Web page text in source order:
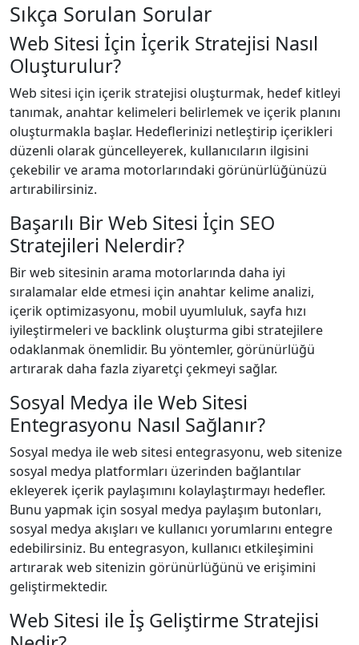
Sıkça Sorulan Sorular
Web Sitesi İçin İçerik Stratejisi Nasıl
Oluşturulur?
Web sitesi için içerik stratejisi oluşturmak, hedef kitleyi
tanımak, anahtar kelimeleri belirlemek ve içerik planını
oluşturmakla başlar. Hedeflerinizi netleştirip içerikleri
düzenli olarak güncelleyerek, kullanıcıların ilgisini
çekebilir ve arama motorlarındaki görünürlüğünüzü
artırabilirsiniz.
Başarılı Bir Web Sitesi İçin SEO
Stratejileri Nelerdir?
Bir web sitesinin arama motorlarında daha iyi
sıralamalar elde etmesi için anahtar kelime analizi,
içerik optimizasyonu, mobil uyumluluk, sayfa hızı
iyileştirmeleri ve backlink oluşturma gibi stratejilere
odaklanmak önemlidir. Bu yöntemler, görünürlüğü
artırarak daha fazla ziyaretçi çekmeyi sağlar.
Sosyal Medya ile Web Sitesi
Entegrasyonu Nasıl Sağlanır?
Sosyal medya ile web sitesi entegrasyonu, web sitenize
sosyal medya platformları üzerinden bağlantılar
ekleyerek içerik paylaşımını kolaylaştırmayı hedefler.
Bunu yapmak için sosyal medya paylaşım butonları,
sosyal medya akışları ve kullanıcı yorumlarını entegre
edebilirsiniz. Bu entegrasyon, kullanıcı etkileşimini
artırarak web sitenizin görünürlüğünü ve erişimini
geliştirmektedir.
Web Sitesi ile İş Geliştirme Stratejisi